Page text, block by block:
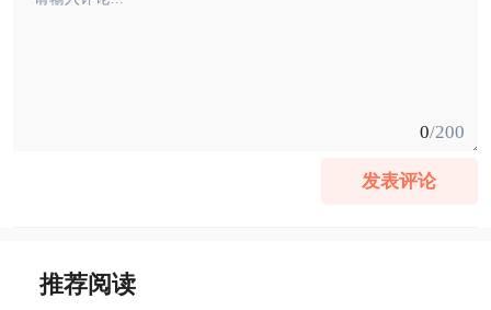
0/200
发表评论
推荐阅读